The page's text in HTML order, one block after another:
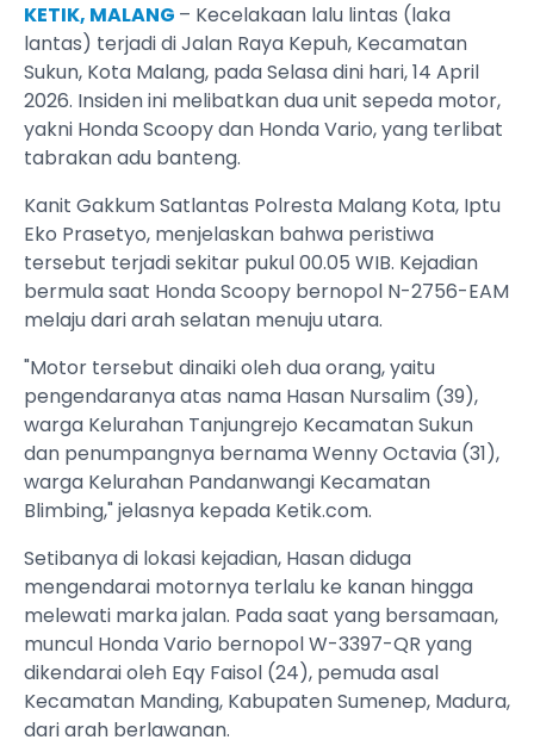
KETIK, MALANG – Kecelakaan lalu lintas (laka
lantas) terjadi di Jalan Raya Kepuh, Kecamatan
Sukun, Kota Malang, pada Selasa dini hari, 14 April
2026. Insiden ini melibatkan dua unit sepeda motor,
yakni Honda Scoopy dan Honda Vario, yang terlibat
tabrakan adu banteng.
Kanit Gakkum Satlantas Polresta Malang Kota, Iptu
Eko Prasetyo, menjelaskan bahwa peristiwa
tersebut terjadi sekitar pukul 00.05 WIB. Kejadian
bermula saat Honda Scoopy bernopol N-2756-EAM
melaju dari arah selatan menuju utara.
"Motor tersebut dinaiki oleh dua orang, yaitu
pengendaranya atas nama Hasan Nursalim (39),
warga Kelurahan Tanjungrejo Kecamatan Sukun
dan penumpangnya bernama Wenny Octavia (31),
warga Kelurahan Pandanwangi Kecamatan
Blimbing," jelasnya kepada Ketik.com.
Setibanya di lokasi kejadian, Hasan diduga
mengendarai motornya terlalu ke kanan hingga
melewati marka jalan. Pada saat yang bersamaan,
muncul Honda Vario bernopol W-3397-QR yang
dikendarai oleh Eqy Faisol (24), pemuda asal
Kecamatan Manding, Kabupaten Sumenep, Madura,
dari arah berlawanan.